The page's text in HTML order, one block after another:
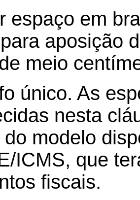
espaço em
aposição
meio
único. As
nesta
do modelo
ICMS, que
fiscais.